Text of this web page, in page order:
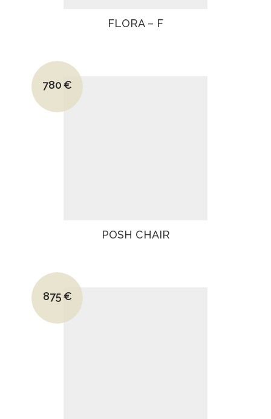
FLORA – F
Le prix initial était : 1130€.
780€
Le prix actuel est : 780€.
POSH CHAIR
Le prix initial était : 1350€.
875€
Le prix actuel est : 875€.